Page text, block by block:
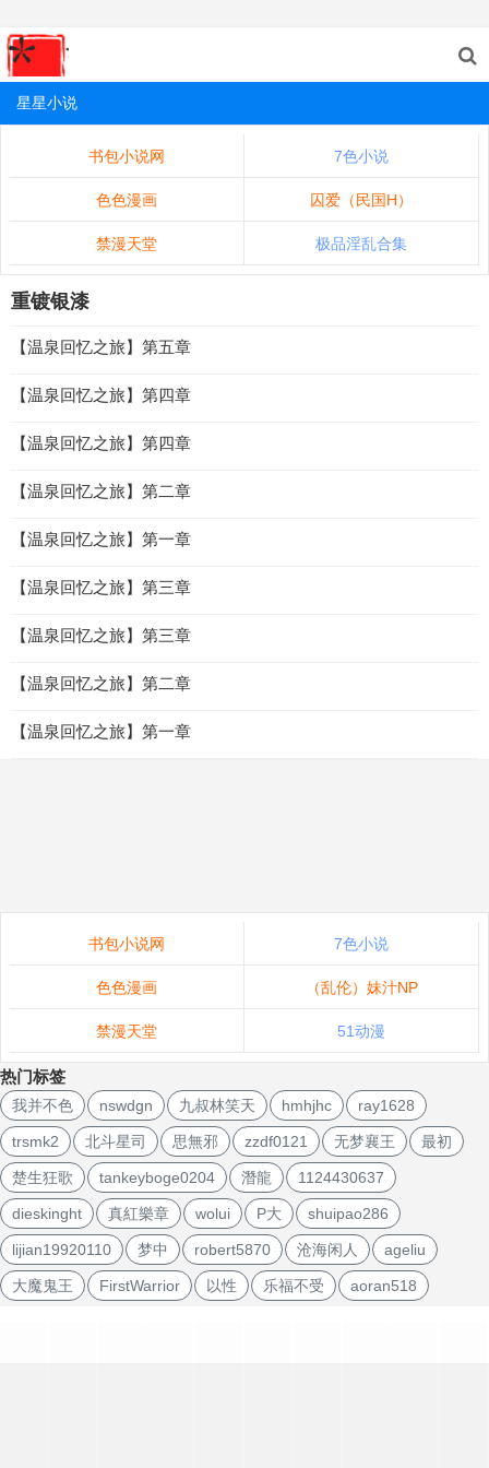
星星小说
书包小说网 7色小说
色色漫画 囚爱（民国H）
禁漫天堂 极品淫乱合集
重镀银漆
【温泉回忆之旅】第五章
【温泉回忆之旅】第四章
【温泉回忆之旅】第四章
【温泉回忆之旅】第二章
【温泉回忆之旅】第一章
【温泉回忆之旅】第三章
【温泉回忆之旅】第三章
【温泉回忆之旅】第二章
【温泉回忆之旅】第一章
书包小说网 7色小说
色色漫画 （乱伦）妹汁NP
禁漫天堂 51动漫
热门标签
我并不色 nswdgn 九叔林笑天 hmhjhc ray1628
trsmk2 北斗星司 思無邪 zzdf0121 无梦襄王 最初
楚生狂歌 tankeyboge0204 潛龍 1124430637
dieskinght 真紅樂章 wolui P大 shuipao286
lijian19920110 梦中 robert5870 沧海闲人 ageliu
大魔鬼王 FirstWarrior 以性 乐福不受 aoran518